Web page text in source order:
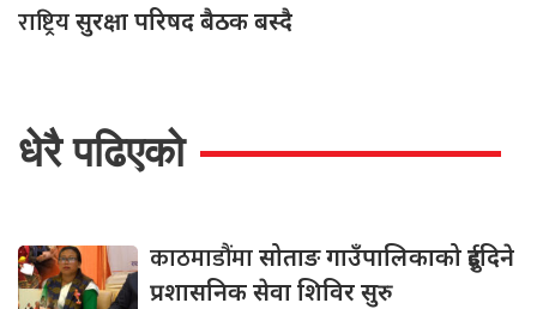
राष्ट्रियसुरक्षा परिषद बैठक बस्दै
धेरै पढिएको
काठमाडौंमासोताङ गाउँपालिकाको दुईदिने
प्रशासनिक सेवा शिविर सुरु